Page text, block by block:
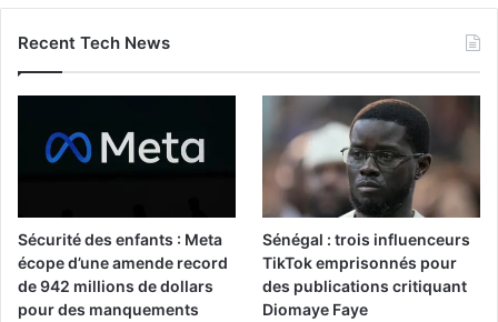
Recent Tech News
Sécurité des enfants : Meta
écope d’une amende record
de 942 millions de dollars
pour des manquements
Sénégal : trois influenceurs
TikTok emprisonnés pour
des publications critiquant
Diomaye Faye